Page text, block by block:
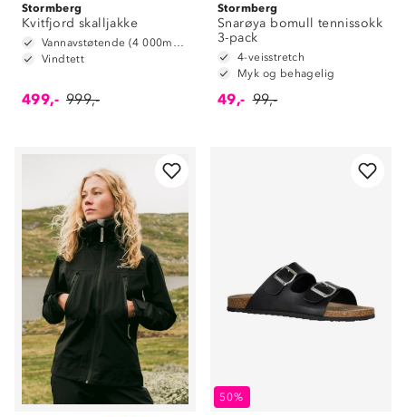
Stormberg
Kvitfjord skalljakke
Vannavstøtende (4 000mm vannsøyle)
Vindtett
499,- 999,-
Stormberg
Snarøya bomull tennissokk
3-pack
4-veisstretch
Myk og behagelig
49,- 99,-
50%